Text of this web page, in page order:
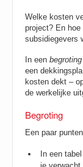
Welke kosten
project? En
subsidiegevers
In een begroting
een
kosten dekt –
de werkelijke
Begroting
Een paar
In een